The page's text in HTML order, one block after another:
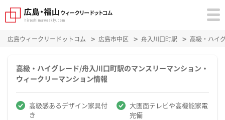
広島ウィークリードットコム 広島市中区 舟入川口町駅 高級・ハイ
高級・ハイグレード/舟入川口町駅のマンスリーマンション・
ウィークリーマンション情報
高級感あるデザイン家具付
き
大画面テレビや高機能家電
完備